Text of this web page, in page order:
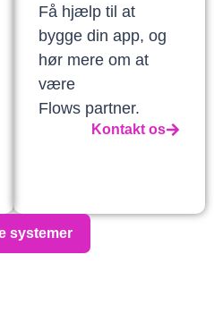
Få hjælp til at
bygge din app, og
hør mere om at
være
Flows partner.
Kontakt os
systemer